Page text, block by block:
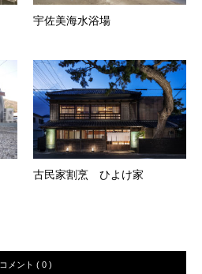
宇佐美海水浴場
古民家割烹 ひよけ家
コメント ( 0 )